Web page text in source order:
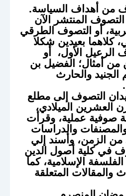
من أهداف السياسة.
المنتشر الآن
أو التصوف الطرقي
كلاهما بعيدين شكلا
الأول، أو
أمثال؛ الفضيل بن
والحارث
التصوف إلى مطلع
العشرين الميلادي،
صوفية عملية، وقرأت
والدراسات
من الزمن، وأسند إلي
في كلية أصول الدين
الإسلامية، كما
المتعلقة